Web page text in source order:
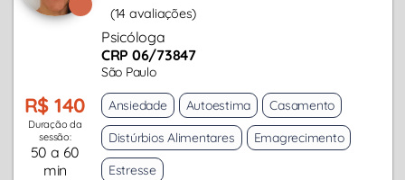
(14 avaliações)
Psicóloga
CRP 06/73847
São Paulo
R$ 140
Duração da
sessão:
50 a 60
min
Ansiedade Autoestima
Casamento
Distúrbios Alimentares
Emagrecimento
Estresse